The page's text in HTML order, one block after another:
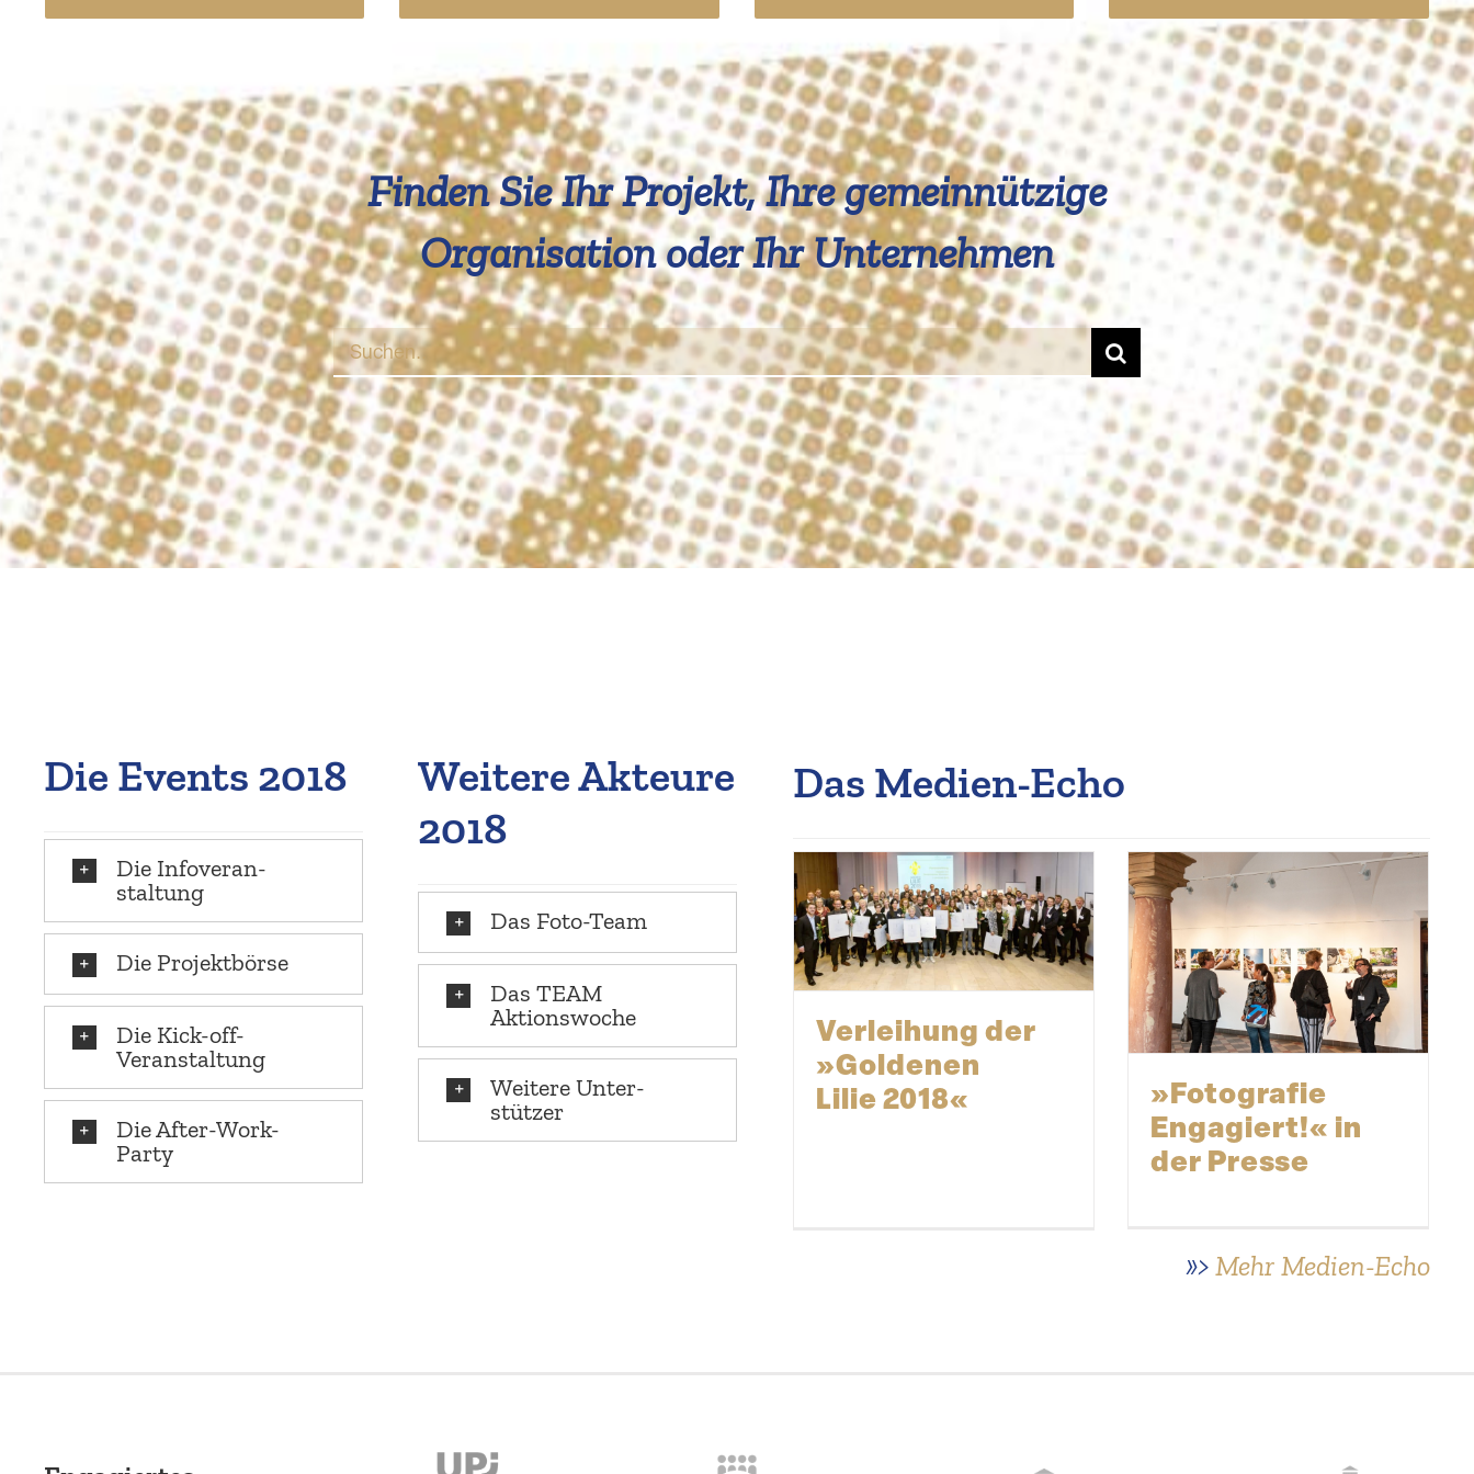
Finden Sie Ihr Projekt, Ihre gemein­nützige
Organi­sation oder Ihr Unternehmen
Suche
nach:
Die Events 2018
Die Infover­an­
staltung
Die Projekt­börse
Die Kick-off-
Veranstaltung
Die After-Work-
Party
Weitere Akteure
2018
Das Foto-Team
Das TEAM
Aktionswoche
Weitere Unter­
stützer
Das Medien-Echo
Verleihung der
»Goldenen
Lilie 2018«
»Fotografie
Engagiert!« in
der Presse
»> Mehr Medien-Echo